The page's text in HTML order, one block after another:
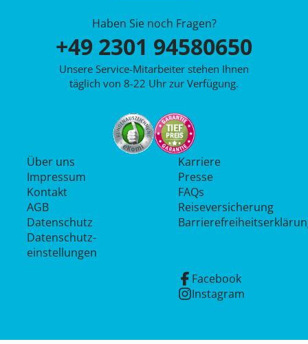
Haben Sie noch Fragen?
+49 2301 94580650
Unsere Service-Mitarbeiter stehen Ihnen
täglich von 8-22 Uhr zur Verfügung.
Über uns
Impressum
Kontakt
AGB
Datenschutz
Datenschutz­
einstellungen
Karriere
Presse
FAQs
Reiseversicherung
Facebook
Instagram